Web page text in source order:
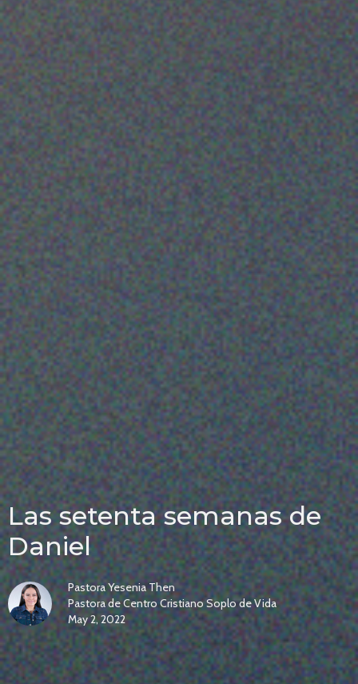
Las setenta semanas de
Daniel
Pastora Yesenia Then
Pastora de Centro Cristiano Soplo de Vida
May 2, 2022